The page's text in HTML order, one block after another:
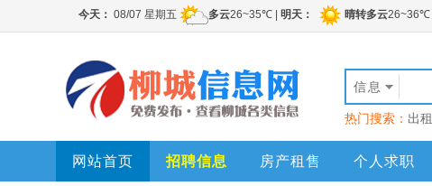
信息
热门搜索： 出租
网站首页 招聘信息 房产租售 个人求职